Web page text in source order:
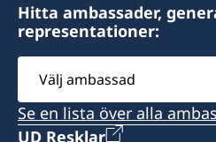
Telefontider:
Tisdag: 10.00-11.00
Vid akuta och/eller
ärenden vänligen
Hitta ambassader,
representationer:
Välj
ambassad
Se en lista över alla
UD Resklar